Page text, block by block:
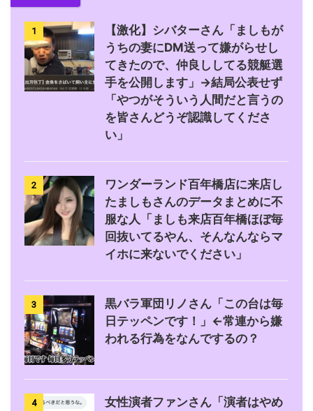
1
【激化】シバターさん「ましもが
うちの妻にDM送って嫌がらせし
てきたので、仲良ししてる競艇選
手を公開します」→結局公表せず
「やつがそういう人間だと言うの
を皆さんどうぞ認識してくださ
い」
2
ワンダーランド百年橋店に来店し
たましもさんのデータまとめに不
服な人「ましも来店百年橋ほぼ毎
回抜いてるやん、そんなんならマ
イホに来ないでください」
3
黒バラ軍団リノさん「この台は毎
日テッペンです！」←常連から嫌
われる行為をなんでするの？
4
女性演者ファンさん「演者はやめ